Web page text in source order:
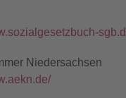
Niedersachsen